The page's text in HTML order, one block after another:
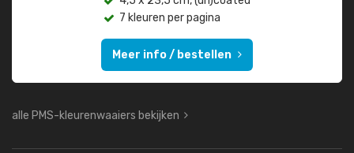
7 kleuren per pagina
Meer info / bestellen
alle PMS-kleurenwaaiers bekijken